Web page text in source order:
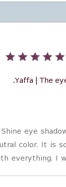
Yaffa | The
eye
color. It is
everything. I